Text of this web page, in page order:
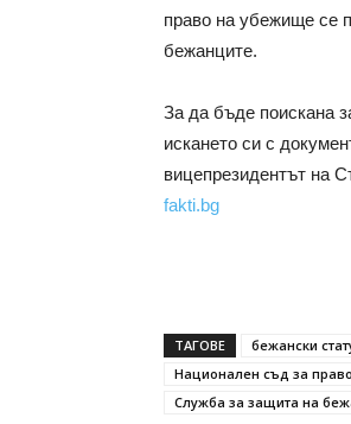
право на убежище се
бежанците.
За да бъде поискана
искането си с
вицепрезидентът на
fakti.bg
ТАГОВЕ бежански
Национален съд за
Служба за защита на